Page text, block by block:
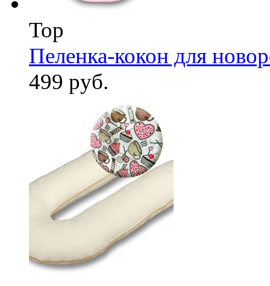
Top
Пеленка-кокон для
499 руб.